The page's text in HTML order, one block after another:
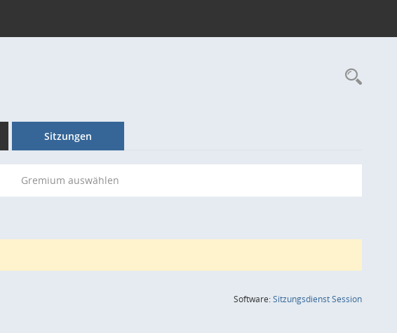
Sitzungen
Gremium auswählen
Software:SitzungsdienstSession(Wird in